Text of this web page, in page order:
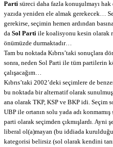
Parti süreci daha fazla konuşulmayı
yazıda yeniden ele almak gerekecek…
gerekirse, seçimin hemen ardından
da Sol Parti ile koalisyonu kesin olarak
önümüzde durmaktadır…
Tam bu noktada Kıbrıs’taki sonuçlara
sonra, neden Sol Parti ile tüm partilerin
çalışacağım…
Kıbrıs’taki 2002’deki seçimlere de
bu noktada bir alternatif olarak
ana olarak TKP, KSP ve BKP idi. Seçim
UBP ile ortanın solu yada adı
parti olarak seçimden çıkmışlardı. Ayni
liberal ol(a)mayan (bu iddiada
kategorisi belirsiz (sol olarak kendini